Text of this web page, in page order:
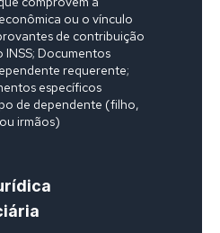
ou o vínculo
de contribuição
Documentos
requerente;
específicos
de dependente (filho,
irmãos)